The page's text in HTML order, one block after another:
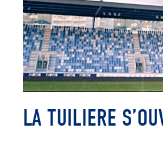
LA TUILIERE